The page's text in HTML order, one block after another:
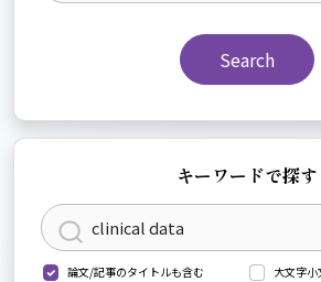
Search
キーワードで探す
論文/記事のタイトルも含む 大文字